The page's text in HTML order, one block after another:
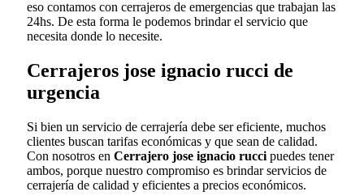
eso contamos con cerrajeros de emergencias que trabajan las
24hs. De esta forma le podemos brindar el servicio que
necesita donde lo necesite.
Cerrajeros jose ignacio rucci de
urgencia
Si bien un servicio de cerrajería debe ser eficiente, muchos
clientes buscan tarifas económicas y que sean de calidad.
Con nosotros en Cerrajero jose ignacio rucci puedes tener
ambos, porque nuestro compromiso es brindar servicios de
cerrajería de calidad y eficientes a precios económicos.